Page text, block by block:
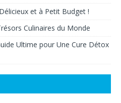
et à Petit Budget !
Culinaires du Monde
Ultime pour Une Cure Détox